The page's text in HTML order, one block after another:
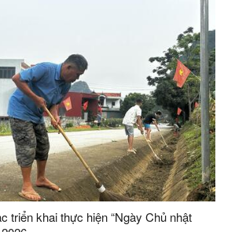
triển khai thực hiện “Ngày Chủ nhật